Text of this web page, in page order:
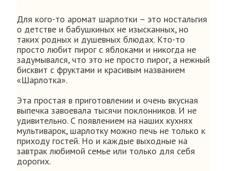
Для кого-то аромат шарлотки – это ностальгия
о детстве и бабушкиных не изысканных, но
таких родных и душевных блюдах. Кто-то
просто любит пирог с яблоками и никогда не
задумывался, что это не просто пирог, а нежный
бисквит с фруктами и красивым названием
«Шарлотка».
Эта простая в приготовлении и очень вкусная
выпечка завоевала тысячи поклонников. И не
удивительно. С появлением на наших кухнях
мультиварок, шарлотку можно печь не только к
приходу гостей. Но и каждые выходные на
завтрак любимой семье или только для себя
дорогих.